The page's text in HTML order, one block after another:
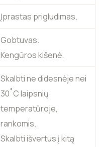
Įprastas prigludimas.
Gobtuvas.
Kengūros kišenė.
Skalbti ne didesnėje nei
30˚C laipsnių
temperatūroje,
rankomis.
Skalbti išvertus į kitą